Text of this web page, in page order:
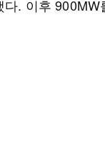
. 이후 900MW